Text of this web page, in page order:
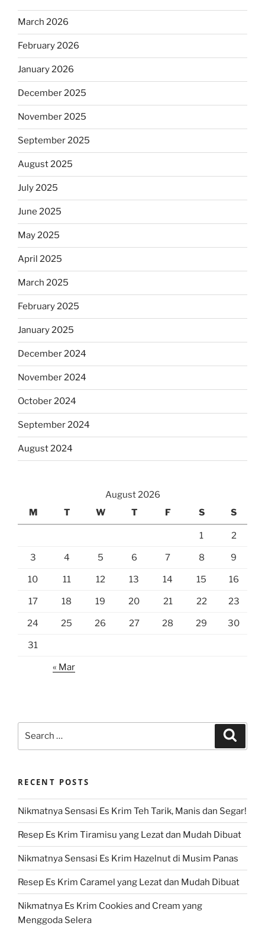
March 2026
February 2026
January 2026
December 2025
November 2025
September 2025
August 2025
July 2025
June 2025
May 2025
April 2025
March 2025
February 2025
January 2025
December 2024
November 2024
October 2024
September 2024
August 2024
August 2026
M
T W T F S S
1 2
3 4 5 6 7 8 9
10 11 12 13 14 15 16
17 18 19 20 21 22 23
24 25 26 27 28 29 30
31
« Mar
RECENT POSTS
Nikmatnya Sensasi Es Krim Teh Tarik, Manis dan Segar!
Resep Es Krim Tiramisu yang Lezat dan Mudah Dibuat
Nikmatnya Sensasi Es Krim Hazelnut di Musim Panas
Resep Es Krim Caramel yang Lezat dan Mudah Dibuat
Nikmatnya Es Krim Cookies and Cream yang
Menggoda Selera